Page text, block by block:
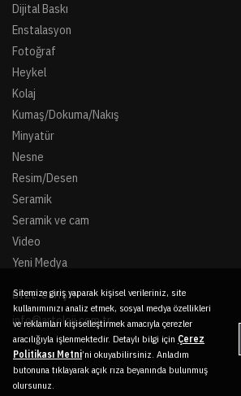
Dijital Baskı
Enstalasyon
Fotoğraf
Heykel
Kolaj
Kumaş/Dokuma/Nakış
Minyatür
Nesne
Resim/Desen
Seramik
Seramik ve cam
Video
Yeni Medya
BIZE ULAŞIN
info@artoloji.com.tr
Sitemize giriş yaparak kişisel verileriniz, site
kullanımınızı analiz etmek, sosyal medya özellikleri
ve reklamları kişiselleştirmek amacıyla çerezler
aracılığıyla işlenmektedir. Detaylı bilgi için Çerez
Politikası Metni’ni okuyabilirsiniz. Anladım
butonuna tıklayarak açık rıza beyanında bulunmuş
olursunuz.